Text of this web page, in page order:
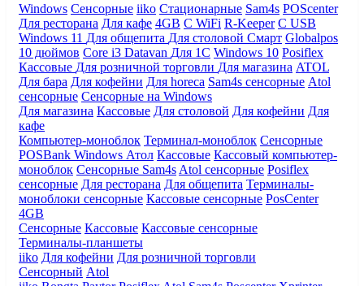
Windows Сенсорные iiko Стационарные Sam4s POScenter
Для ресторана Для кафе 4GB С WiFi R-Keeper С USB
Windows 11 Для общепита Для столовой Смарт Globalpos
10 дюймов Core i3 Datavan Для 1С Windows 10 Posiflex
Кассовые Для розничной торговли Для магазина ATOL
Для бара Для кофейни Для horeca Sam4s сенсорные Atol
сенсорные Сенсорные на Windows
Для магазина Кассовые Для столовой Для кофейни Для
кафе
Компьютер-моноблок Терминал-моноблок Сенсорные
POSBank Windows Атол Кассовые Кассовый компьютер-
моноблок Сенсорные Sam4s Atol сенсорные Posiflex
сенсорные Для ресторана Для общепита Терминалы-
моноблоки сенсорные Кассовые сенсорные PosCenter
4GB
Сенсорные Кассовые Кассовые сенсорные
Терминалы-планшеты
iiko Для кофейни Для розничной торговли
Сенсорный Atol